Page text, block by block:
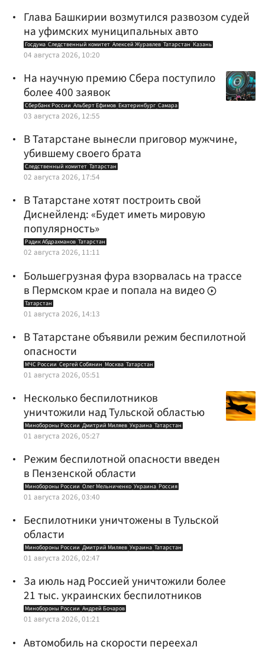
Глава Башкирии возмутился развозом судей
на уфимских муниципальных авто
Госдума Следственный комитет Алексей Журавлев Татарстан Казань
04 августа 2026, 10:20
На научную премию Сбера поступило
более 400 заявок
Сбербанк России Альберт Ефимов Екатеринбург Самара
03 августа 2026, 12:55
В Татарстане вынесли приговор мужчине,
убившему своего брата
Следственный комитет Татарстан
02 августа 2026, 17:54
В Татарстане хотят построить свой
Диснейленд: «Будет иметь мировую
популярность»
Радик Абдрахманов Татарстан
02 августа 2026, 11:11
Большегрузная фура взорвалась на трассе
в Пермском крае и попала на видео
Татарстан
01 августа 2026, 14:13
В Татарстане объявили режим беспилотной
опасности
МЧС России Сергей Собянин Москва Татарстан
01 августа 2026, 05:51
Несколько беспилотников
уничтожили над Тульской областью
Минобороны России Дмитрий Миляев Украина Татарстан
01 августа 2026, 05:27
Режим беспилотной опасности введен
в Пензенской области
Минобороны России Олег Мельниченко Украина Россия
01 августа 2026, 03:40
Беспилотники уничтожены в Тульской
области
Минобороны России Дмитрий Миляев Украина Татарстан
01 августа 2026, 02:47
За июль над Россией уничтожили более
21 тыс. украинских беспилотников
Минобороны России Андрей Бочаров
01 августа 2026, 01:21
Автомобиль на скорости переехал